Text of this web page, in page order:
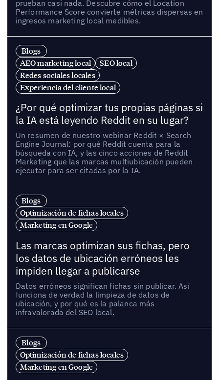
prueban casi nada. Descubre cómo el Location
Performance Score convierte métricas dispersas en
ingresos marketing local medibles.
Blogs
AEO marketing local
SEO local
Redes sociales locales
Experiencia del cliente local
¿Por qué optimizar tus propias páginas si
la IA está leyendo Reddit en su lugar?
Un resumen de nuestro webinar Reddit × Search
Engine Journal: por qué Reddit cuenta para la
búsqueda con IA, y las cinco acciones de Reddit
Marketing que las marcas multiubicación pueden
ejecutar para ser citadas por la IA.
Blogs
Optimización de fichas locales
Marketing en Google
Las marcas optimizan sus fichas, pero
los datos de ubicación erróneos les
impiden llegar a publicarse
Datos erróneos significan fichas sin publicar. Así
funciona de verdad la limpieza de datos de
ubicación, y por qué es la palanca más
infravalorada del SEO local.
Blogs
Optimización de fichas locales
Marketing en Google